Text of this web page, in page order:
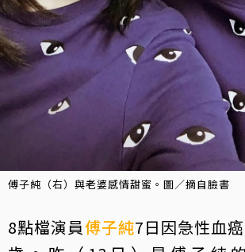
傅子純（右）與老婆感情甜蜜。圖／摘自臉書
8點檔演員傅子純7日因急性血